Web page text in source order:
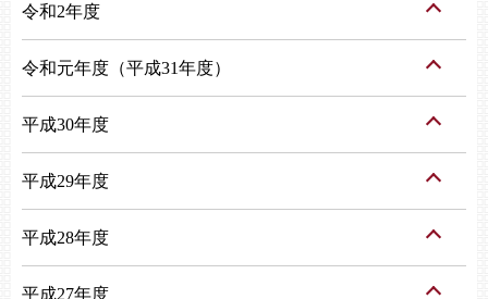
令和2年度
令和元年度（平成31年度）
平成30年度
平成29年度
平成28年度
平成27年度